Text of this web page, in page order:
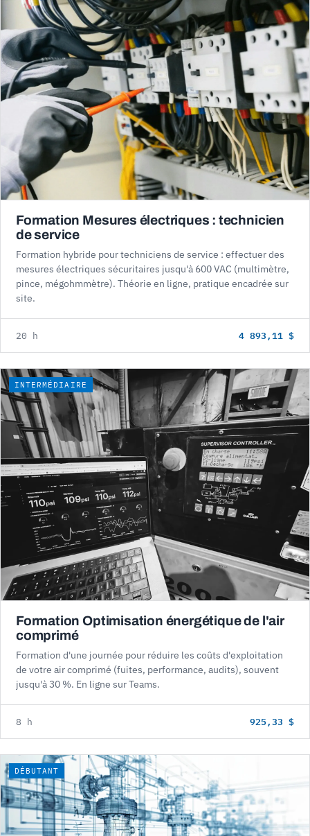
Formation Mesures électriques : technicien
de service
Formation hybride pour techniciens de service : effectuer des
mesures électriques sécuritaires jusqu'à 600 VAC (multimètre,
pince, mégohmmètre). Théorie en ligne, pratique encadrée sur
site.
20 h 4 893,11 $
INTERMÉDIAIRE
Formation Optimisation énergétique de l'air
comprimé
Formation d'une journée pour réduire les coûts d'exploitation
de votre air comprimé (fuites, performance, audits), souvent
jusqu'à 30 %. En ligne sur Teams.
8 h 925,33 $
DÉBUTANT